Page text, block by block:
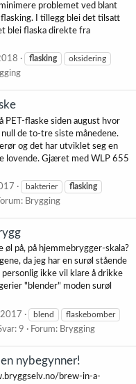
problemet ved blant
I tillegg blei det tilsatt
blei flaska direkte fra
flasking
oksidering
PET-flaske siden august hvor
de to-tre siste månedene.
og det har utviklet seg en
lovende. Gjæret med WLP 655
bakterier
flasking
Brygging
øl på, på hjemmebrygger-skala?
da jeg har en surøl stående
ikke vil klare å drikke
"blender" moden surøl
blend
flaskebomber
9 Forum: Brygging
nybegynner!
brew-in-a-